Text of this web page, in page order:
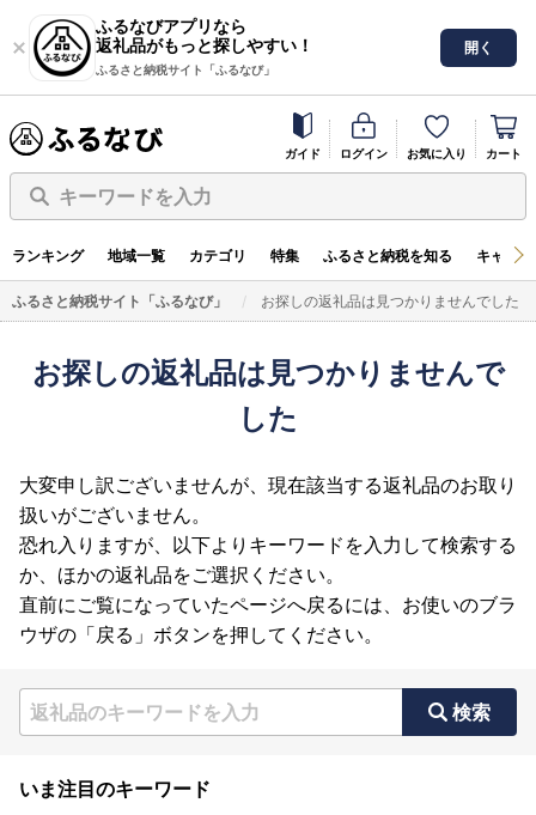
ふるなびアプリなら
返礼品がもっと探しやすい！
ふるさと納税サイト「ふるなび」
開く
ガイド ログイン お気に入り カート
キーワードを入力
ランキング 地域一覧 カテゴリ 特集 ふるさと納税を知る キャン
ふるさと納税サイト「ふるなび」 お探しの返礼品は見つかりませんでした
お探しの返礼品は見つかりませんで
した
大変申し訳ございませんが、現在該当する返礼品のお取り
扱いがございません。
恐れ入りますが、以下よりキーワードを入力して検索する
か、ほかの返礼品をご選択ください。
直前にご覧になっていたページへ戻るには、お使いのブラ
ウザの「戻る」ボタンを押してください。
検索
いま注目のキーワード